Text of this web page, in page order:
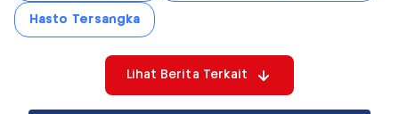
Hasto Tersangka
Lihat Berita Terkait